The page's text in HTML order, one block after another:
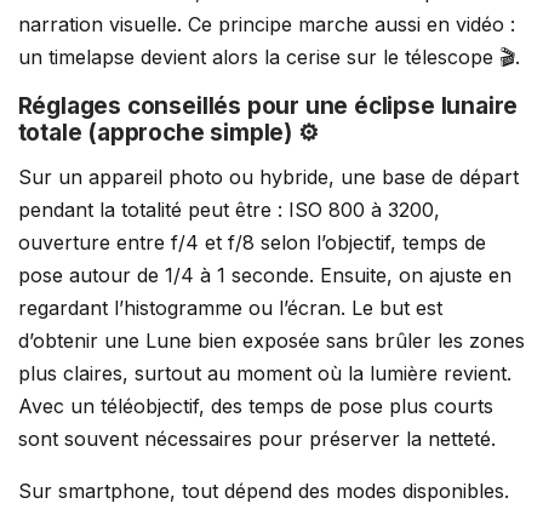
narration visuelle. Ce principe marche aussi en vidéo :
un timelapse devient alors la cerise sur le télescope 🎬.
Réglages conseillés pour une éclipse lunaire
totale (approche simple) ⚙️
Sur un appareil photo ou hybride, une base de départ
pendant la totalité peut être : ISO 800 à 3200,
ouverture entre f/4 et f/8 selon l’objectif, temps de
pose autour de 1/4 à 1 seconde. Ensuite, on ajuste en
regardant l’histogramme ou l’écran. Le but est
d’obtenir une Lune bien exposée sans brûler les zones
plus claires, surtout au moment où la lumière revient.
Avec un téléobjectif, des temps de pose plus courts
sont souvent nécessaires pour préserver la netteté.
Sur smartphone, tout dépend des modes disponibles.